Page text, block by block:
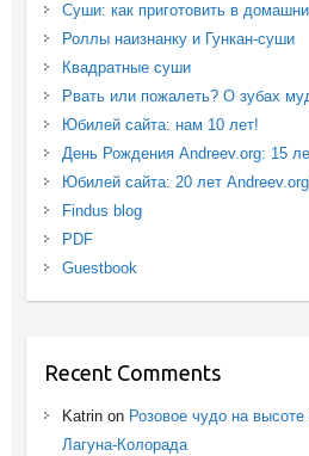
Суши: как приготовить в
Роллы наизнанку и Гункан-суши
Квадратные суши
Рвать или пожалеть? О зубах
Юбилей сайта: нам 10 лет!
День Рождения Andreev.org: 15
Юбилей сайта: 20 лет
Findus blog
PDF
Guestbook
Recent Comments
Katrinon Розовое чудо на
Лагуна-Колорада